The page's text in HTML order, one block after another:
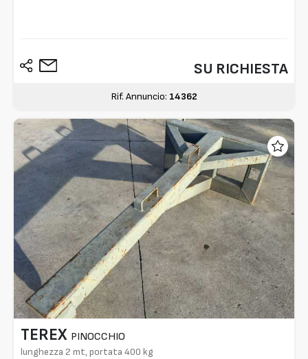
SU RICHIESTA
Rif. Annuncio: 14362
TEREX PINOCCHIO
lunghezza 2 mt, portata 400 kg